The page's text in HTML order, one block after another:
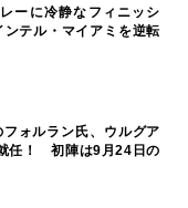
ーに冷静なフィニッシ
テル・マイアミを逆転
ォルラン氏、ウルグア
任！ 初陣は9月24日の